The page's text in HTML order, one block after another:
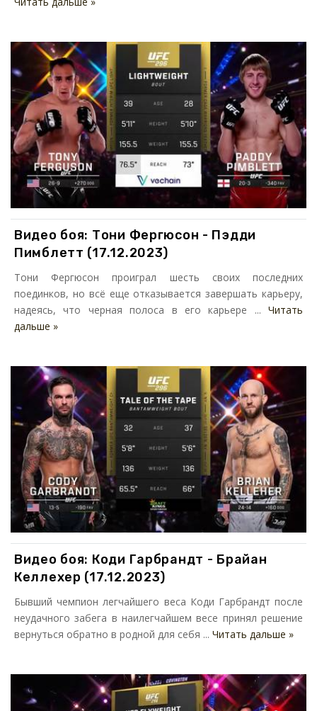
Видео боя: Тони Фергюсон - Пэдди
Пимблетт (17.12.2023)
Тони Фергюсон проиграл шесть своих последних
поединков, но всё еще отказывается завершать карьеру,
надеясь, что черная полоса в его карьере ... Читать
дальше »
Видео боя: Коди Гарбрандт - Брайан
Келлехер (17.12.2023)
Бывший чемпион легчайшего веса Коди Гарбрандт после
неудачного забега в наилегчайшем весе принял решение
вернуться обратно в родной для себя ... Читать дальше »